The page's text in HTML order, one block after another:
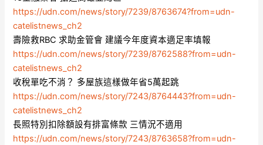
https://udn.com/news/story/7239/8763674?from=udn-
catelistnews_ch2
壽險救RBC 求助金管會 建議今年度資本適足率填報
https://udn.com/news/story/7239/8762588?from=udn-
catelistnews_ch2
收稅單吃不消？ 多屋族這樣做年省5萬起跳
https://udn.com/news/story/7243/8764443?from=udn-
catelistnews_ch2
長照特別扣除額設有排富條款 三情況不適用
https://udn.com/news/story/7243/8763658?from=udn-